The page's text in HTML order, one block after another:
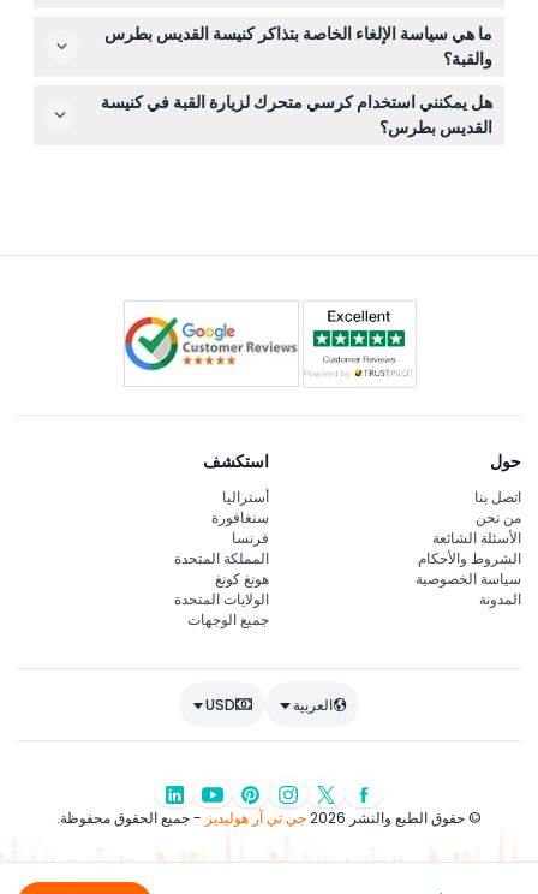
نعم، تُقدم الأدلة الصوتية بعدة لغات تشمل الإنجليزية، الإيطالية،
الفرنسية، الإسبانية، الألمانية، والماندرين، مما يتيح لك الاستمتاع
بالتجربة بلغتك المفضلة.
ما هي سياسة الإلغاء الخاصة بتذاكر كنيسة القديس بطرس
والقبة؟
التذاكر غير قابلة للاسترداد ولا يمكن إلغاؤها، لذا تأكد من اختيار
التاريخ والوقت بعناية وفق خططك.
هل يمكنني استخدام كرسي متحرك لزيارة القبة في كنيسة
القديس بطرس؟
حول
اتصل بنا
من نحن
الأسئلة الشائعة
الشروط والأحكام
سياسة الخصوصية
المدونة
استكشف
أستراليا
سنغافورة
فرنسا
المملكة المتحدة
هونغ كونغ
الولايات المتحدة
جميع الوجهات
العربية USD
© حقوق الطبع والنشر 2026 جي تي آر هوليديز - جميع الحقوق محفوظة.